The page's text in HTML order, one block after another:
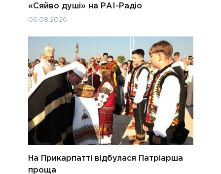
«Сяйво душі» на РАІ-Радіо
06.08.2026
На Прикарпатті відбулася Патріарша
проща